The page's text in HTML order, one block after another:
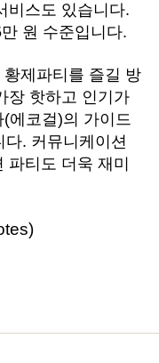
비스도 있습니다.
원 수준입니다.
제파티를 즐길 방
장 핫하고 인기가
에코걸)의 가이드
. 커뮤니케이션
파티도 더욱 재미